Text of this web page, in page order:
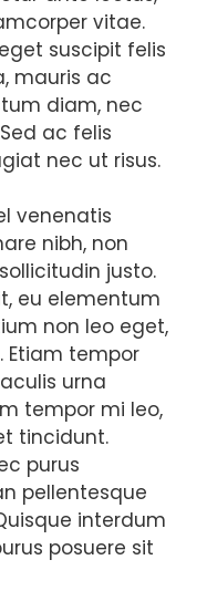
vitae.
suscipit felis
mauris ac
diam, nec
ac felis
nec ut risus.
venenatis
nibh, non
justo.
eu elementum
non leo eget,
Etiam tempor
urna
tempor mi leo,
tincidunt.
purus
pellentesque
interdum
posuere sit